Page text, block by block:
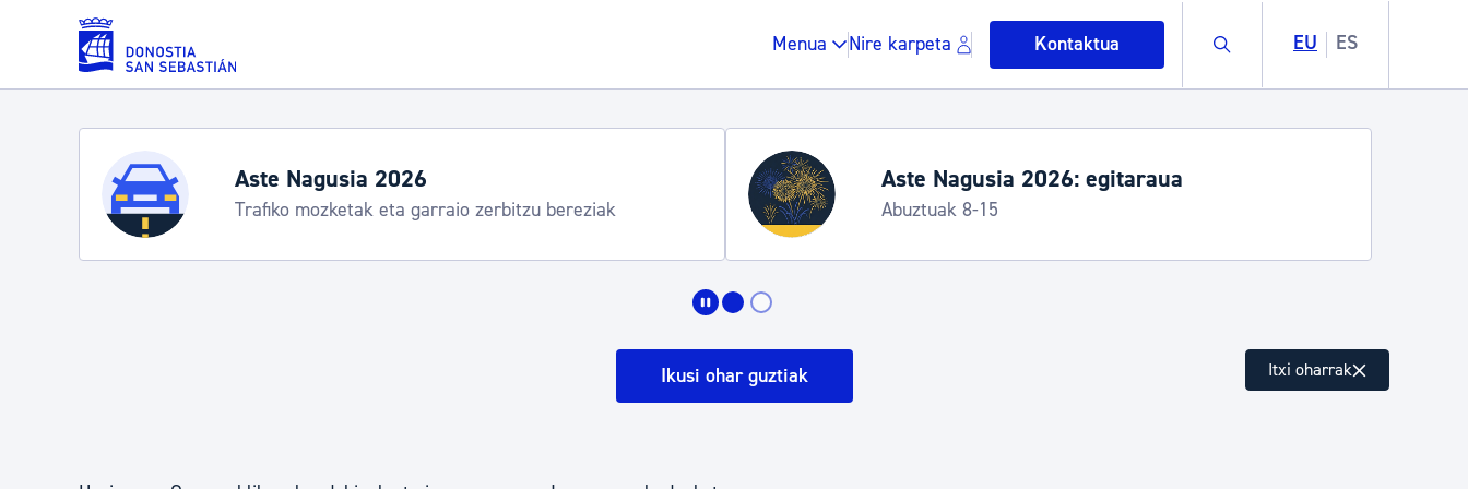
Eduki nagusira joan
Menua Nire karpeta Kontaktua Buscar EU ES
Zerbitzuak
Errolda eta gai pertsonalak
Gune publikoa, hondakinak eta ingurumena
Aste Nagusia 2026
Trafiko mozketak eta garraio zerbitzu bereziak
Aste Nagusia 2026: egitaraua
Abuztuak 8-15
Ikusi ohar guztiak Itxi oharrak